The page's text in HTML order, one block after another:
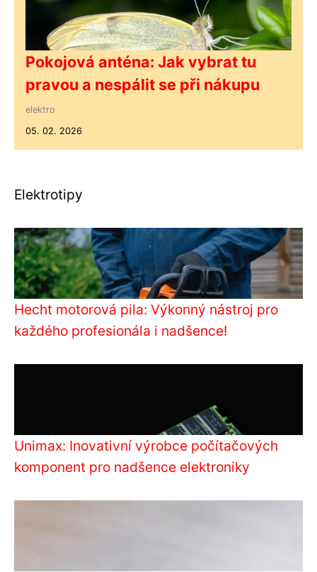
Pokojová anténa: Jak vybrat tu
pravou a nespálit se při nákupu
elektro
05. 02. 2026
Elektrotipy
Hecht motorová pila: Výkonný nástroj pro
každého profesionála i nadšence!
Unimax: Inovativní výrobce počítačových
komponent pro nadšence elektroniky